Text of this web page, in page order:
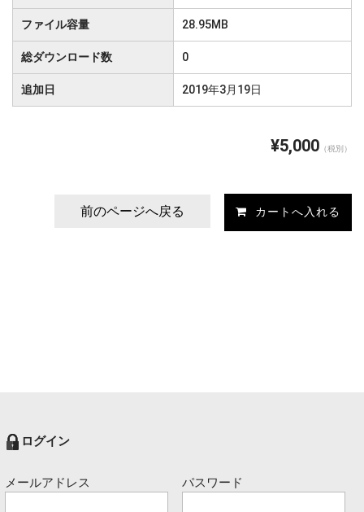
ファイル容量 28.95MB
総ダウンロード数 0
追加日 2019年3月19日
¥5,000 （税別）
前のページへ戻る
ログイン
メールアドレス パスワード